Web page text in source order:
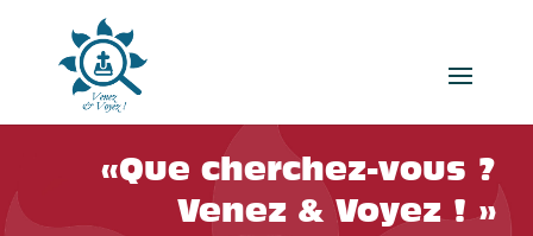
«Que cherchez-vous ?
Venez & Voyez ! »